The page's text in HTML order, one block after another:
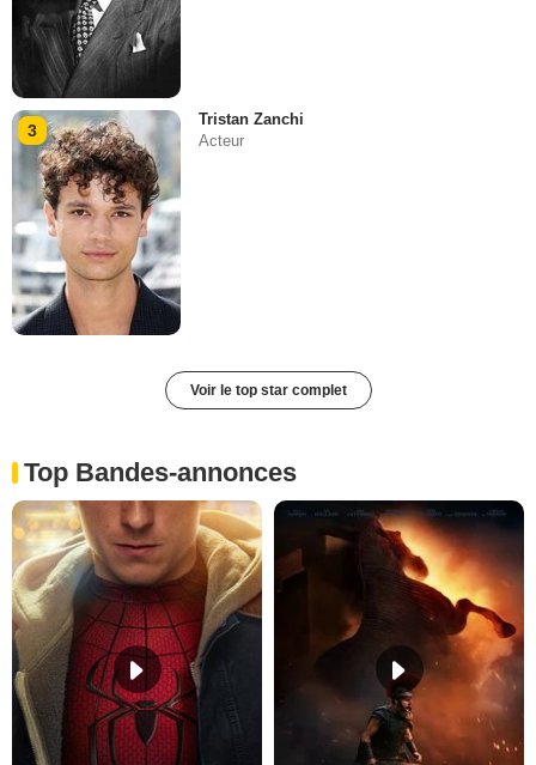
3
Tristan Zanchi
Acteur
Voir le top star complet
Top Bandes-annonces